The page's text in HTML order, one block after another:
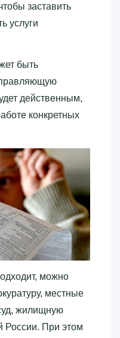
заставить
услуги
быть
действенным,
конкретных
можно
местные
жилищную
России. При этом